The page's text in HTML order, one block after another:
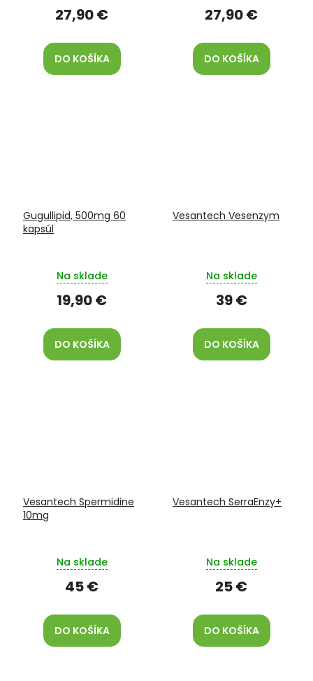
27,90 €
DO KOŠÍKA
27,90 €
DO KOŠÍKA
Gugullipid, 500mg 60
kapsúl
Na sklade
19,90 €
DO KOŠÍKA
Vesantech Vesenzym
Na sklade
39 €
DO KOŠÍKA
Vesantech Spermidine
10mg
Na sklade
45 €
DO KOŠÍKA
Vesantech SerraEnzy+
Na sklade
25 €
DO KOŠÍKA